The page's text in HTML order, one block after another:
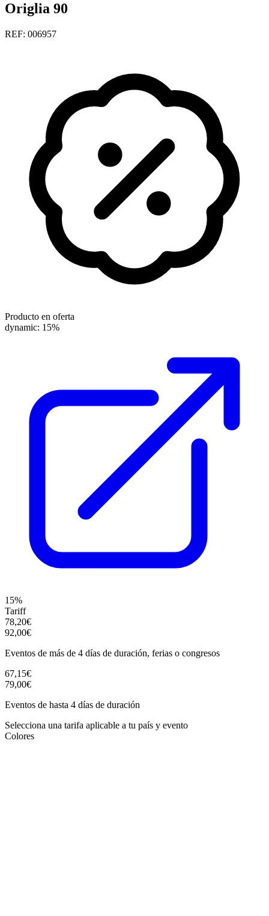
Origlia 90
REF: 006957
Producto en oferta
dynamic: 15%
15%
Tariff
78,20€
92,00€
Eventos de más de 4 días de duración, ferias o congresos
67,15€
79,00€
Eventos de hasta 4 días de duración
Selecciona una tarifa aplicable a tu país y evento
Colores